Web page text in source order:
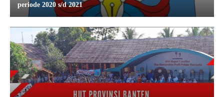
periode 2020 s/d 2021